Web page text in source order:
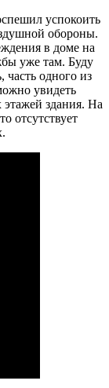
успокоить
обороны.
в доме на
уже там. Буду
часть одного из
увидеть
этажей здания. На
отсутствует